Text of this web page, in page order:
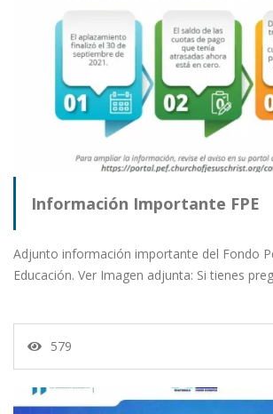
Información Importante FPE
Adjunto información importante del Fondo
Educación. Ver Imagen adjunta: Si tienes
579